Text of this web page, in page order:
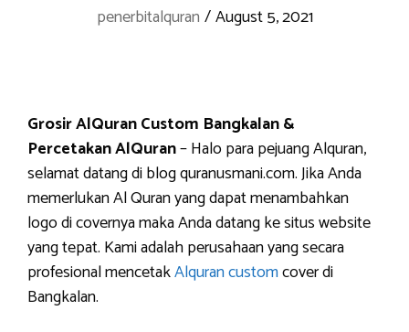
penerbitalquran /August 5, 2021
Grosir AlQuran Custom Bangkalan &
Percetakan AlQuran– Halo para pejuang Alquran,
selamat datang di blog quranusmani.com. Jika Anda
memerlukan Al Quran yang dapat menambahkan
logo di covernya maka Anda datang ke situs website
yang tepat. Kami adalah perusahaan yang secara
profesional mencetakAlquran customcover di
Bangkalan.